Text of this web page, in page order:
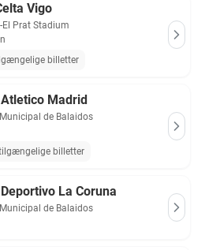
Vigo
El Prat Stadium
billetter
Madrid
de Balaidos
billetter
La Coruna
de Balaidos